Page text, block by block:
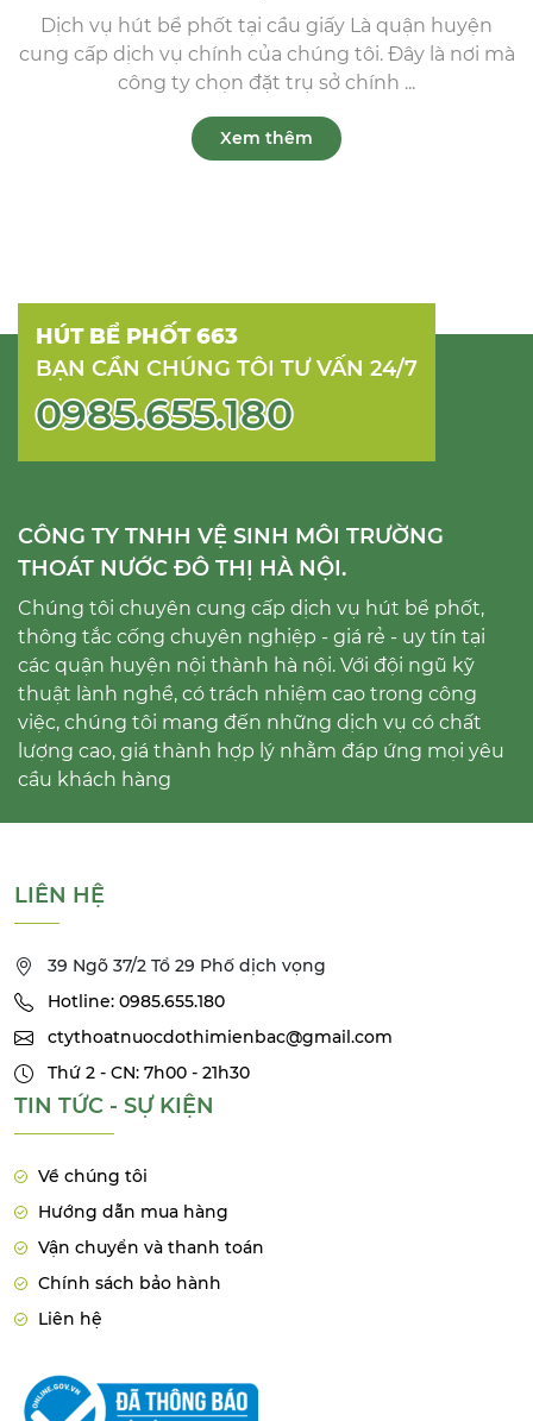
Dịch vụ hút bể phốt tại cầu giấy Là quận huyện
cung cấp dịch vụ chính của chúng tôi. Đây là nơi mà
công ty chọn đặt trụ sở chính ...
Xem thêm
HÚT BỂ PHỐT 663
BẠN CẦN CHÚNG TÔI TƯ VẤN 24/7
0985.655.180
CÔNG TY TNHH VỆ SINH MÔI TRƯỜNG
THOÁT NƯỚC ĐÔ THỊ HÀ NỘI.
Chúng tôi chuyên cung cấp dịch vụ hút bể phốt,
thông tắc cống chuyên nghiệp - giá rẻ - uy tín tại
các quận huyện nội thành hà nội. Với đội ngũ kỹ
thuật lành nghề, có trách nhiệm cao trong công
việc, chúng tôi mang đến những dịch vụ có chất
lượng cao, giá thành hợp lý nhằm đáp ứng mọi yêu
cầu khách hàng
LIÊN HỆ
39 Ngõ 37/2 Tổ 29 Phố dịch vọng
Hotline: 0985.655.180
ctythoatnuocdothimienbac@gmail.com
Thứ 2 - CN: 7h00 - 21h30
TIN TỨC - SỰ KIỆN
Về chúng tôi
Hướng dẫn mua hàng
Vận chuyển và thanh toán
Chính sách bảo hành
Liên hệ